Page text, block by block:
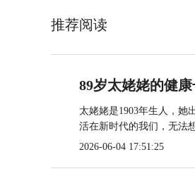
推荐阅读
89岁太姥姥的健
太姥姥是1903年生人，她
活在新时代的我们，无法
2026-06-04 17:51:25